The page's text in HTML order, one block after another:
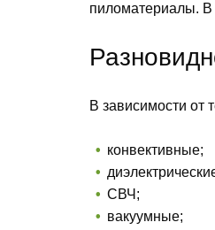
пиломатериалы. В
В зависимости от
конвективные;
СВЧ;
вакуумные;